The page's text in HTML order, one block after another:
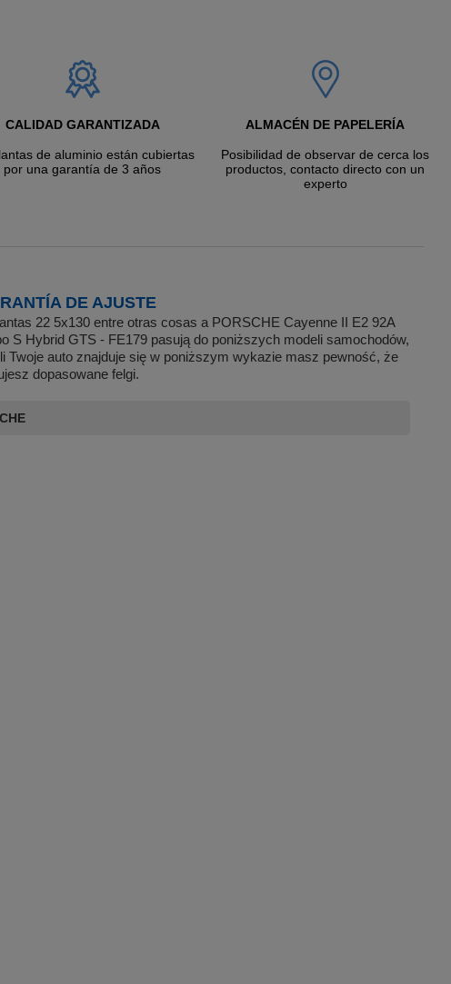
CALIDAD GARANTIZADA
de aluminio están cubiertas
por una garantía de 3 años
ALMACÉN DE PAPELERÍA
Posibilidad de observar de cerca los
productos, contacto directo con un
experto
DE AJUSTE
22 5x130 entre otras cosas a PORSCHE Cayenne II E2 92A
S Hybrid GTS - FE179 pasują do poniższych modeli samochodów,
Twoje auto znajduje się w poniższym wykazie masz pewność, że
dopasowane felgi.